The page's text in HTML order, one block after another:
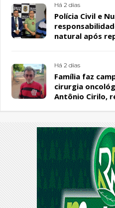
Há 2 dias
Polícia Civil e
natural após
Há 2 dias
Família faz
cirurgia
Antônio Cirilo,